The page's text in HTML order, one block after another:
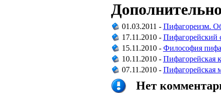
01.03.2011 - Пифагореизм.
17.11.2010 - Пифагорейский
15.11.2010 - Философия
10.11.2010 - Пифагорейская
07.11.2010 - Пифагорейская
Нет